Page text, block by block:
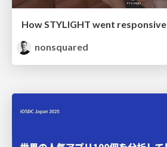
How STYLIGHT went responsive
nonsquared